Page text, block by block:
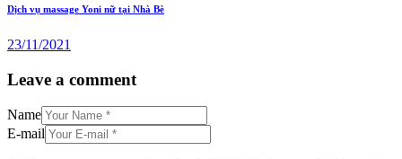
Dịch vụ massage Yoni nữ tại Nhà Bè
23/11/2021
Leave a comment
Name
E-mail